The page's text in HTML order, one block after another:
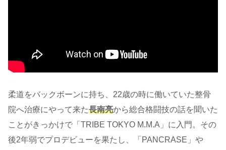
柔道をバックボーンに持ち、22歳の時に働いていた整骨
院へ治療にやって来た長南亮から総合格闘技の話を聞いた
ことがきっかけで「TRIBE TOKYO M.M.A」に入門。その
後2年弱でプロデビューを果たし、「PANCRASE」や